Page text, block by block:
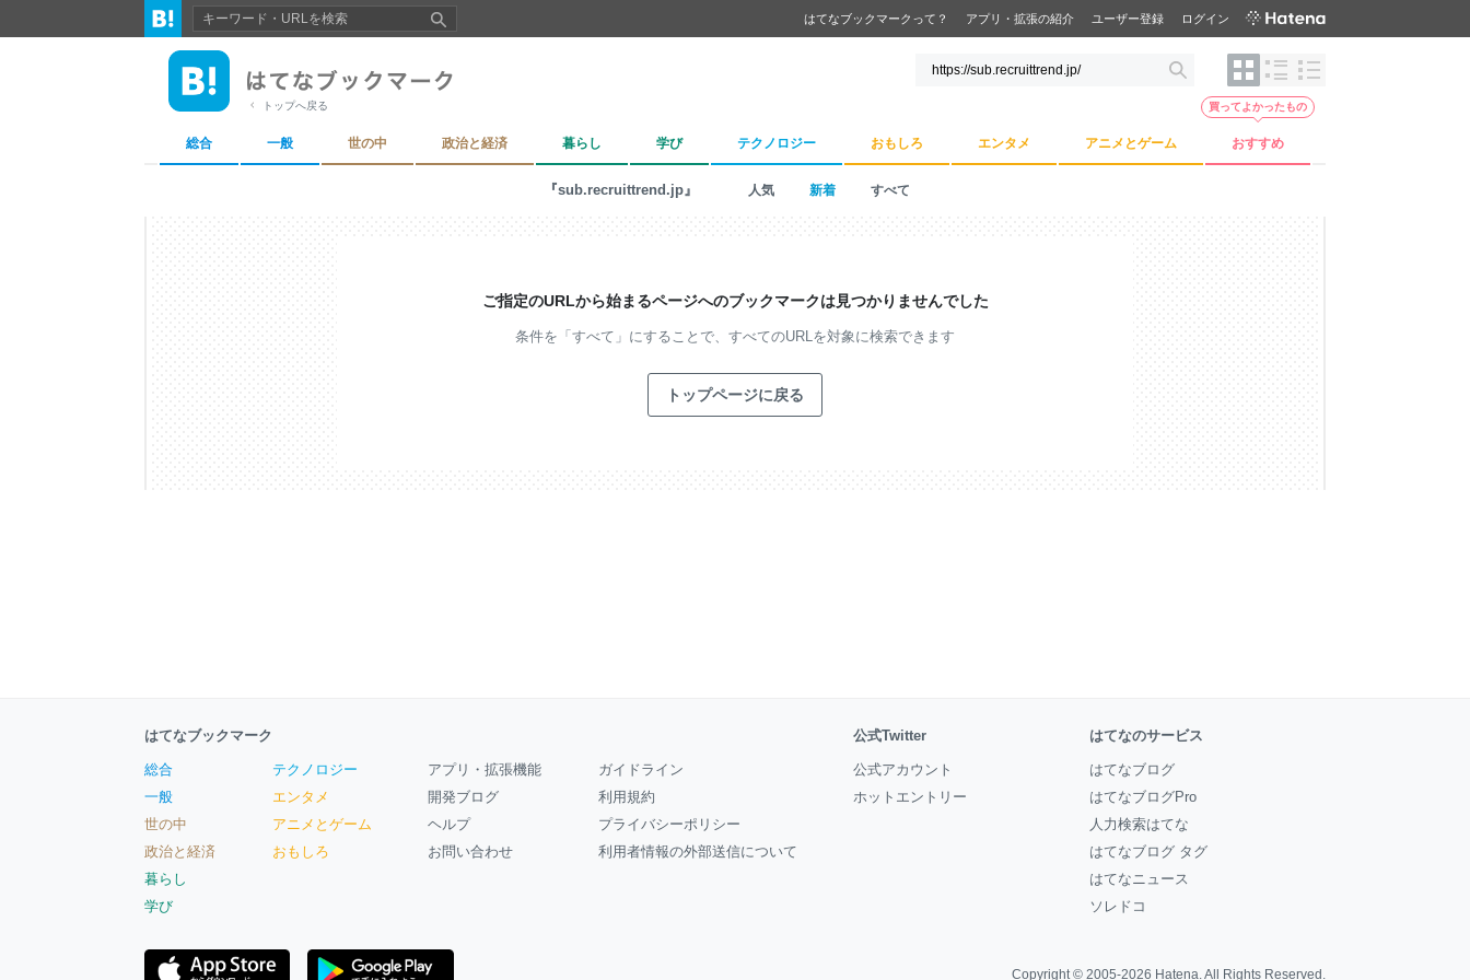
はてなブックマークって？ アプリ・拡張の紹介 ユーザー登録 ログイン
トップへ戻る
総合 一般 世の中 政治と経済 暮らし 学び テクノロジー おもしろ エンタメ アニメとゲーム おすすめ
買ってよかったもの
『sub.recruittrend.jp』 人気 新着 すべて
ご指定のURLから始まるページへのブックマークは見つかりませんでした
条件を「すべて」にすることで、 すべてのURLを対象に検索できます
トップページに戻る
はてなブックマーク
総合
一般
世の中
政治と経済
暮らし
学び
テクノロジー
エンタメ
アニメとゲーム
おもしろ
アプリ・拡張機能
開発ブログ
ヘルプ
お問い合わせ
ガイドライン
利用規約
プライバシーポリシー
利用者情報の外部送信について
公式Twitter
公式アカウント
ホットエントリー
はてなのサービス
はてなブログ
はてなブログPro
人力検索はてな
はてなブログ タグ
はてなニュース
ソレドコ
Copyright © 2005-2026 Hatena. All Rights Reserved.